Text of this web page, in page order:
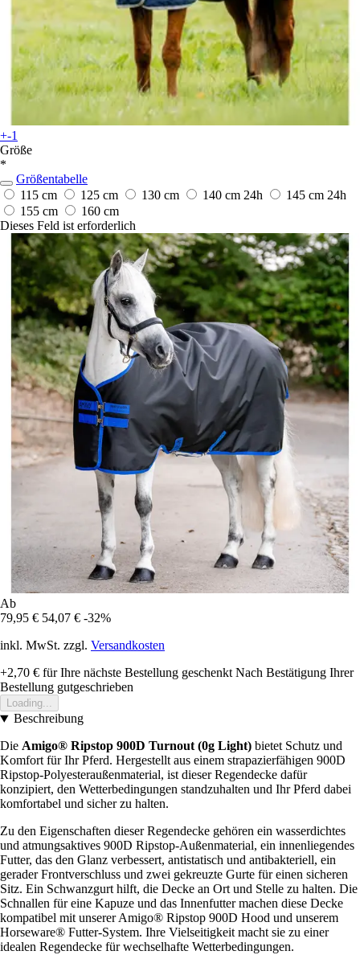
+-1
Größe
*
Größentabelle
115 cm
125 cm 130 cm 140 cm 24h 145 cm 24h
155 cm
160 cm
Dieses Feld ist erforderlich
Ab
79,95 € 54,07 € -32%
inkl. MwSt. zzgl. Versandkosten
+2,70 € für Ihre nächste Bestellung geschenkt Nach Bestätigung Ihrer
Bestellung gutgeschrieben
Loading...
Beschreibung
Die Amigo® Ripstop 900D Turnout (0g Light) bietet Schutz und
Komfort für Ihr Pferd. Hergestellt aus einem strapazierfähigen 900D
Ripstop-Polyesteraußenmaterial, ist dieser Regendecke dafür
konzipiert, den Wetterbedingungen standzuhalten und Ihr Pferd dabei
komfortabel und sicher zu halten.
Zu den Eigenschaften dieser Regendecke gehören ein wasserdichtes
und atmungsaktives 900D Ripstop-Außenmaterial, ein innenliegendes
Futter, das den Glanz verbessert, antistatisch und antibakteriell, ein
gerader Frontverschluss und zwei gekreuzte Gurte für einen sicheren
Sitz. Ein Schwanzgurt hilft, die Decke an Ort und Stelle zu halten. Die
Schnallen für eine Kapuze und das Innenfutter machen diese Decke
kompatibel mit unserer Amigo® Ripstop 900D Hood und unserem
Horseware® Futter-System. Ihre Vielseitigkeit macht sie zu einer
idealen Regendecke für wechselhafte Wetterbedingungen.